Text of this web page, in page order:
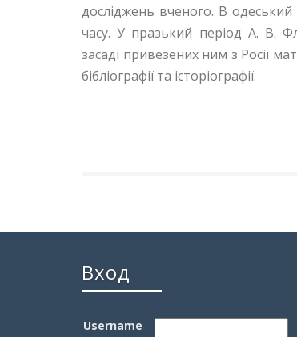
досліджень вченого. В одеський
часу. У празький період А. В.
засаді привезених ним з Росії
бібліографії та історіографії.
Вход
Username